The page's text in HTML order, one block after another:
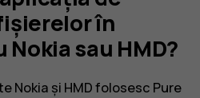
în
sau HMD?
Nokia și HMD folosesc Pure